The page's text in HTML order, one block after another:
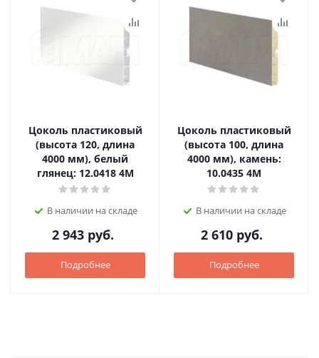
Цоколь пластиковый
(высота 120, длина
4000 мм), белый
глянец: 12.0418 4M
В наличии на складе
2 943руб.
Подробнее
Цоколь пластиковый
(высота 100, длина
4000 мм), камень:
10.0435 4M
В наличии на складе
2 610руб.
Подробнее